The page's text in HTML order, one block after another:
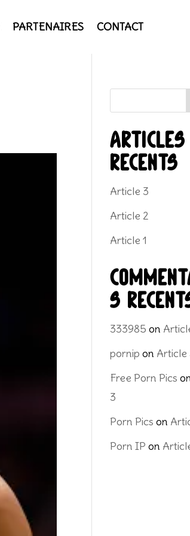
PARTENAIRES CONTACT
Articles
récents
Article 3
Article 2
Article 1
s
333985 on
pornip on Article
Free Porn Pics
3
Porn Pics on
Porn IP on